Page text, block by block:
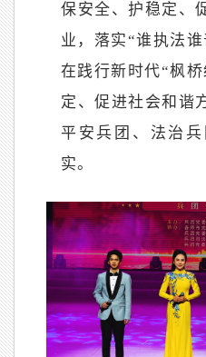
保安全、护稳定、
业，落实“谁执法谁
在践行新时代“枫
定、促进社会和谐
平安兵团、法治
实。